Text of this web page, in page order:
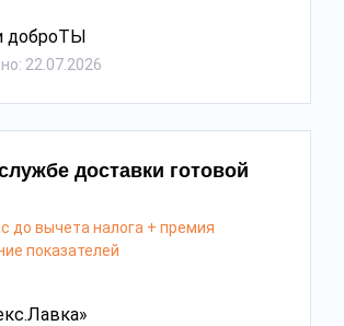
доброТЫ
22.07.2026
доставки готовой
до вычета налога + премия
показателей